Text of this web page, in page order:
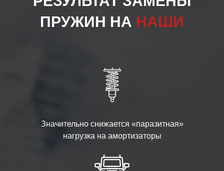
ПРУЖИН НА НАШИ
Значительно снижается «паразитная»
нагрузка на амортизаторы